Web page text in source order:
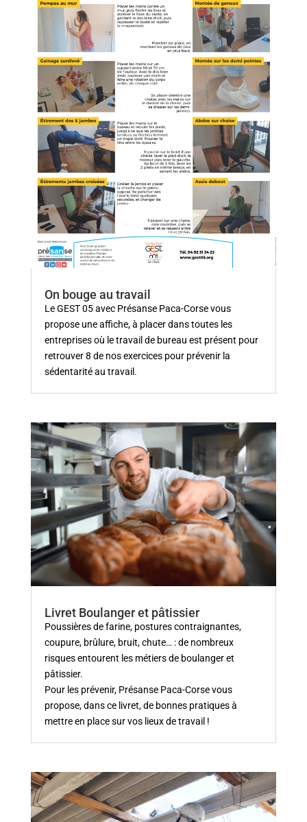
On bouge au travail
Le GEST 05 avec Présanse Paca-Corse vous
propose une affiche, à placer dans toutes les
entreprises où le travail de bureau est présent pour
retrouver 8 de nos exercices pour prévenir la
sédentarité au travail.
Livret Boulanger et pâtissier
Poussières de farine, postures contraignantes,
coupure, brûlure, bruit, chute… : de nombreux
risques entourent les métiers de boulanger et
pâtissier.
Pour les prévenir, Présanse Paca-Corse vous
propose, dans ce livret, de bonnes pratiques à
mettre en place sur vos lieux de travail !